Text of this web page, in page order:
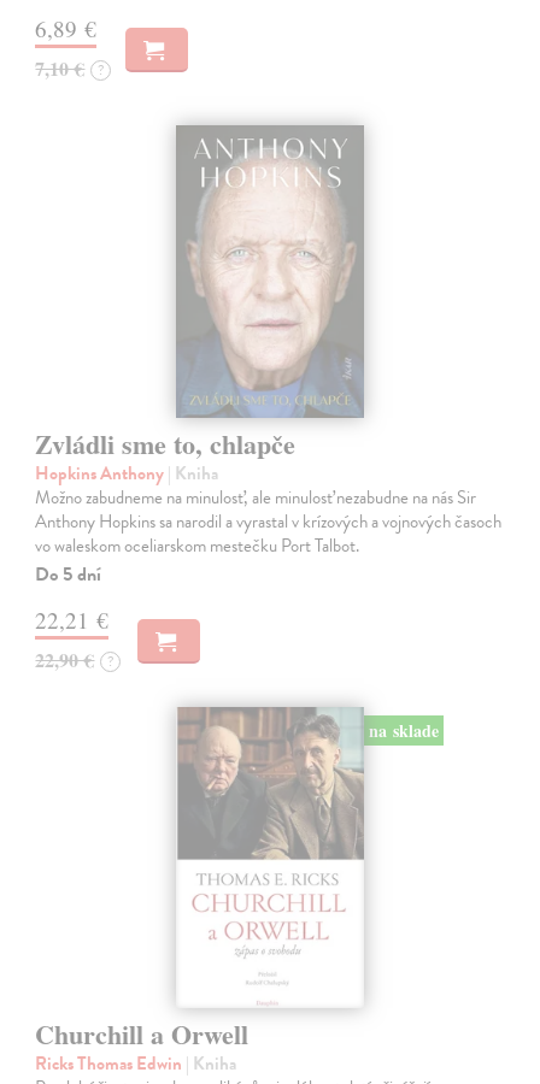
6,89 €
7,10 € ?
Zvládli sme to, chlapče
Hopkins Anthony| Kniha
Možno zabudneme na minulosť, ale minulosť nezabudne na nás Sir
Anthony Hopkins sa narodil a vyrastal v krízových a vojnových časoch
vo waleskom oceliarskom mestečku Port Talbot.
Do 5 dní
22,21 €
22,90 € ?
na sklade
Churchill a Orwell
Ricks Thomas Edwin | Kniha